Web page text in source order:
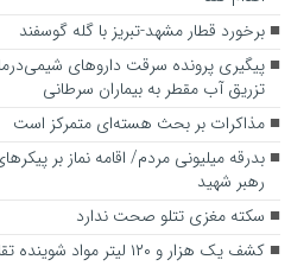
برخورد قطار مشهد-تبریز با گله گوسفند
پیگیری پرونده سرقت داروهای
تزریق آب مقطر به بیماران سرطانی
مذاکرات بر بحث هسته‌ای متمرکز است
رهبر شهید
سکته مغزی تتلو صحت ندارد
کشف یک هزار و ۱۲۰ لیتر مواد شوینده تقلبی در تبریز